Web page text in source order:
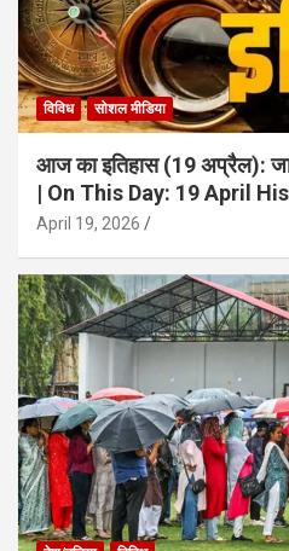
विविध सोशल मीडिया
आज का इतिहास (19 अप्रैल):
| On This Day: 19 April
April 19, 2026